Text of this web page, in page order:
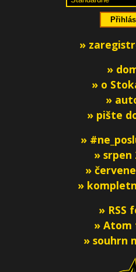
»
»
» o
»
» pište
»
» srpen
»
»
» RSS
» Atom
» souhrn